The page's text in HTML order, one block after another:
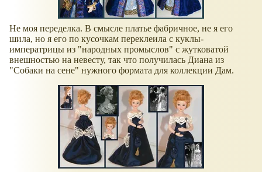
Не моя переделка. В смысле платье фабричное, не я его
шила, но я его по кусочкам переклеила с куклы-
императрицы из "народных промыслов" с жутковатой
внешностью на невесту, так что получилась Диана из
"Собаки на сене" нужного формата для коллекции Дам.